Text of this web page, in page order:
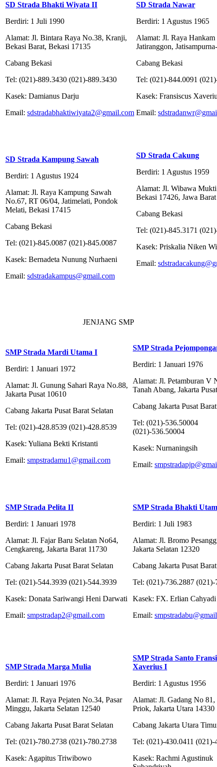
SD Strada Bhakti Wiyata II
Berdiri: 1 Juli 1990
Alamat: Jl. Bintara Raya No.38, Kranji,
Bekasi Barat, Bekasi 17135
Cabang Bekasi
Tel: (021)-889.3430 (021)-889.3430
Kasek: Damianus Darju
Email: sdstradabhaktiwiyata2@gmail.com
SD Strada Nawar
Berdiri: 1 Agustus 1965
Alamat: Jl. Raya
Jatiranggon,
Cabang Bekasi
Tel: (021)-844.0091
Kasek: Fransiscus
Email:
SD Strada Kampung Sawah
Berdiri: 1 Agustus 1924
Alamat: Jl. Raya Kampung Sawah
No.67, RT 06/04, Jatimelati, Pondok
Melati, Bekasi 17415
Cabang Bekasi
Tel: (021)-845.0087 (021)-845.0087
Kasek: Bernadeta Nunung Nurhaeni
Email: sdstradakampus@gmail.com
SD Strada Cakung
Berdiri: 1 Agustus 1959
Alamat: Jl. Wibawa
Bekasi 17426, Jawa Barat
Cabang Bekasi
Tel: (021)-845.3171
Kasek: Priskalia Niken
Email:
JENJANG SMP
SMP Strada Mardi Utama I
Berdiri: 1 Januari 1972
Alamat: Jl. Gunung Sahari Raya No.88,
Jakarta Pusat 10610
Cabang Jakarta Pusat Barat Selatan
Tel: (021)-428.8539 (021)-428.8539
Kasek: Yuliana Bekti Kristanti
Email: smpstradamu1@gmail.com
SMP Strada
Berdiri: 1 Januari 1976
Alamat: Jl. Petamburan V
Tanah Abang, Jakarta
Cabang Jakarta Pusat
Tel: (021)-536.50004
(021)-536.50004
Kasek: Nurnaningsih
Email:
SMP Strada Pelita II
Berdiri: 1 Januari 1978
Alamat: Jl. Fajar Baru Selatan No64,
Cengkareng, Jakarta Barat 11730
Cabang Jakarta Pusat Barat Selatan
Tel: (021)-544.3939 (021)-544.3939
Kasek: Donata Sariwangi Heni Darwati
Email: smpstradap2@gmail.com
SMP Strada Bhakti
Berdiri: 1 Juli 1983
Alamat: Jl. Bromo
Jakarta Selatan 12320
Cabang Jakarta Pusat
Tel: (021)-736.2887 (021)-
Kasek: FX. Erlian Cahyadi
Email:
SMP Strada Marga Mulia
Berdiri: 1 Januari 1976
Alamat: Jl. Raya Pejaten No.34, Pasar
Minggu, Jakarta Selatan 12540
Cabang Jakarta Pusat Barat Selatan
Tel: (021)-780.2738 (021)-780.2738
Kasek: Agapitus Triwibowo
SMP Strada Santo
Xaverius I
Berdiri: 1 Agustus 1956
Alamat: Jl. Gadang No 81,
Priok, Jakarta Utara 14330
Cabang Jakarta Utara
Tel: (021)-430.0411 (021)-
Kasek: Rachmi Agustinuk